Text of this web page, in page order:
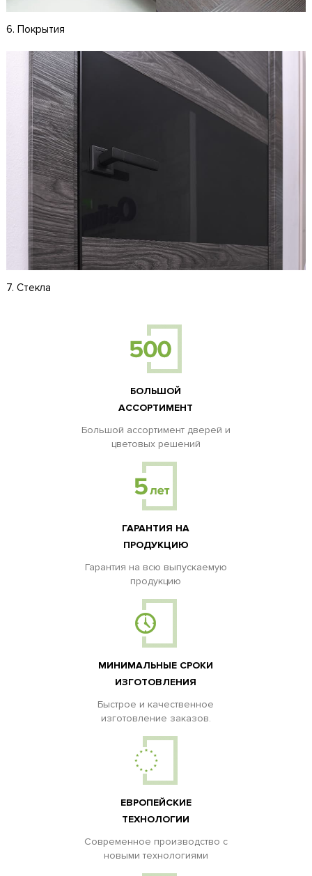
6. Покрытия
7. Стекла
БОЛЬШОЙ
АССОРТИМЕНТ
Большой ассортимент дверей и
цветовых решений
ГАРАНТИЯ НА
ПРОДУКЦИЮ
Гарантия на всю выпускаемую
продукцию
МИНИМАЛЬНЫЕ СРОКИ
ИЗГОТОВЛЕНИЯ
Быстрое и качественное
изготовление заказов.
ЕВРОПЕЙСКИЕ
ТЕХНОЛОГИИ
Современное производство с
новыми технологиями